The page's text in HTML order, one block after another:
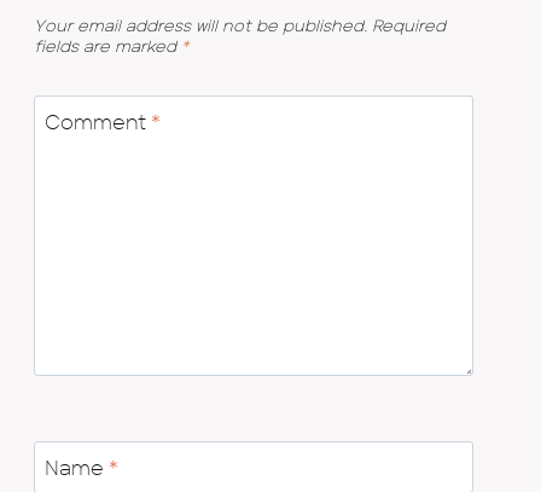
Your email address will not be published. Required
fields are marked *
Comment *
Name *